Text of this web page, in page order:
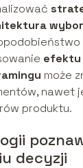
efektu
może
nawet
produktu.
decyzji